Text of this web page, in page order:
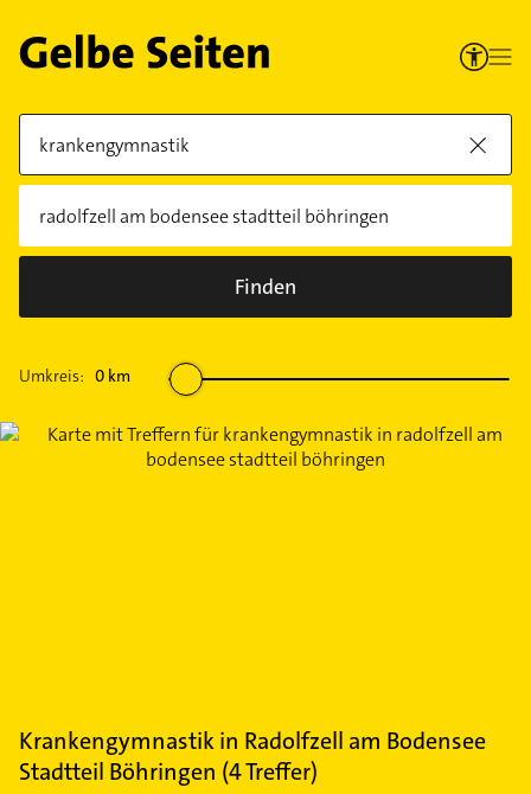
Finden
Umkreis: 0 km
Krankengymnastikin Radolfzell am Bodensee
Stadtteil Böhringen (4Treffer)